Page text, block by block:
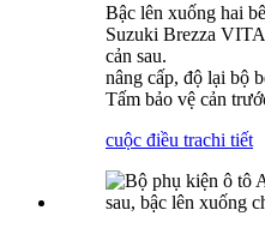
Bậc lên xuống hai
Suzuki Brezza
cản sau.
nâng cấp, độ lại bộ
Tấm bảo vệ cản
cuộc điều trachi tiết